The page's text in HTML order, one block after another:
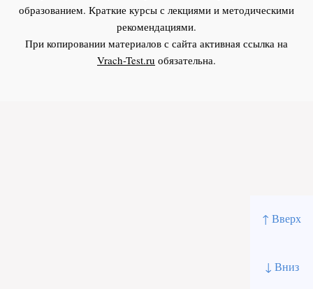
↑ Вверх
↓ Вниз
образованием. Краткие курсы с лекциями и методическими
рекомендациями.
При копировании материалов с сайта активная ссылка на
Vrach-Test.ru обязательна.